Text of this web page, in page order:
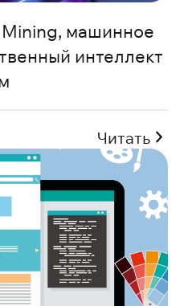
машинное
интеллект
Читать